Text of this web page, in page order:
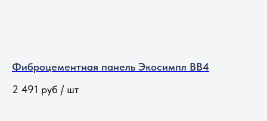
Фиброцементная панель Экосимпл BB4
2 491 руб / шт